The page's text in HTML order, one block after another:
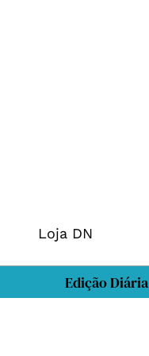
Loja DN
Edição Diária